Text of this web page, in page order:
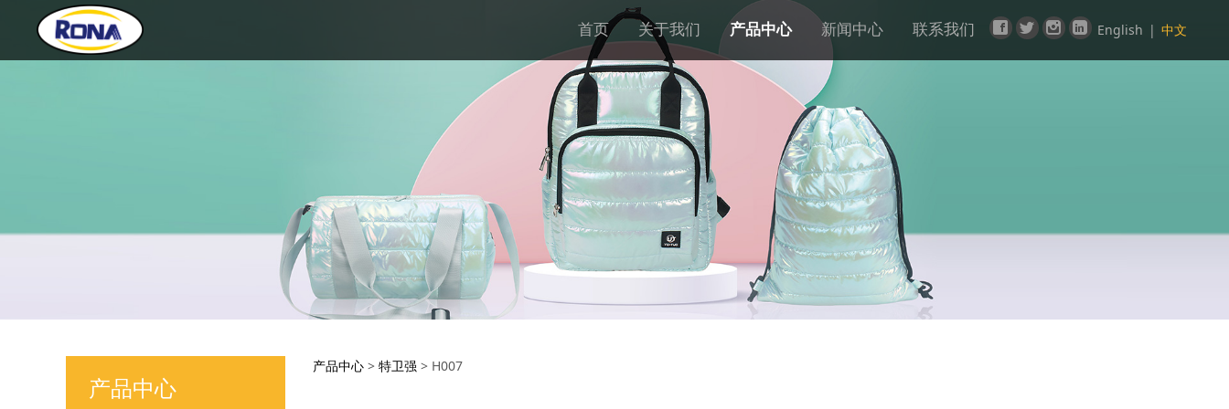
English | 中文
首页 关于我们 产品中心 新闻中心 联系我们
产品中心 H007
产品中心 > 特卫强 > H007